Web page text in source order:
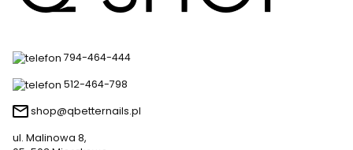
794-464-444
512-464-798
shop@qbetternails.pl
ul. Malinowa 8,